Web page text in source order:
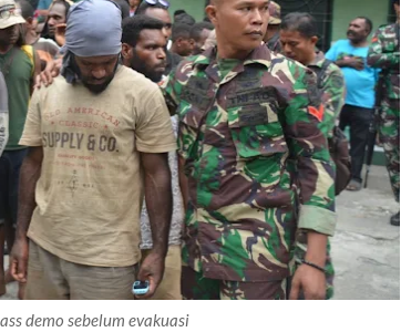
demo sebelum evakuasi